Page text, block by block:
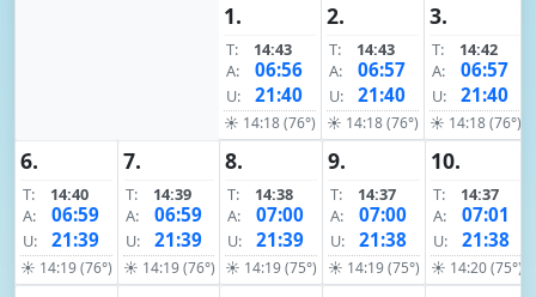
1.
T:
14:43
A:
06:56
U: 21:40
☀ 14:18 (76°)
2.
T:
14:43
A:
06:57
U: 21:40
☀ 14:18 (76°)
3.
T:
14:42
A:
06:57
U: 21:40
☀ 14:18 (76°)
6.
T:
14:40
A:
06:59
U: 21:39
☀ 14:19 (76°)
7.
T:
14:39
A:
06:59
U: 21:39
☀ 14:19 (76°)
8.
T:
14:38
A:
07:00
U: 21:39
☀ 14:19 (75°)
9.
T:
14:37
A:
07:00
U: 21:38
☀ 14:19 (75°)
10.
T:
14:37
A:
07:01
U: 21:38
☀ 14:20 (75°)